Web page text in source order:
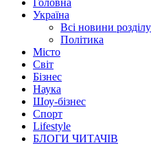
Головна
Україна
Всі новини розділу
Політика
Місто
Світ
Бізнес
Наука
Шоу-бізнес
Спорт
Lifestyle
БЛОГИ ЧИТАЧІВ